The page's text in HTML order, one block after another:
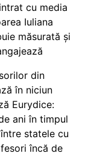
cu media
Iuliana
măsurată și
din
în niciun
Eurydice:
ani în timpul
statele cu
încă de